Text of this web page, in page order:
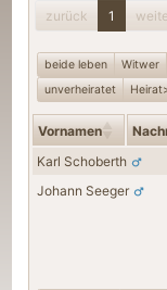
zurück 1
beide leben Witwer
unverheiratet
Vornamen
Karl Schoberth
Johann Seeger